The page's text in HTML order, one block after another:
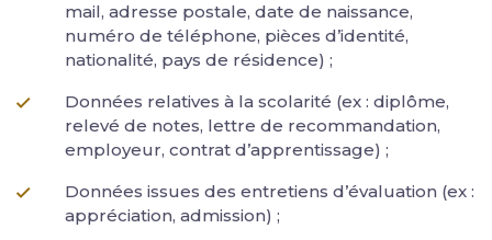
mail, adresse postale, date de naissance,
numéro de téléphone, pièces d’identité,
nationalité, pays de résidence) ;
Données relatives à la scolarité (ex : diplôme,
relevé de notes, lettre de recommandation,
employeur, contrat d’apprentissage) ;
Données issues des entretiens d’évaluation (ex :
appréciation, admission) ;